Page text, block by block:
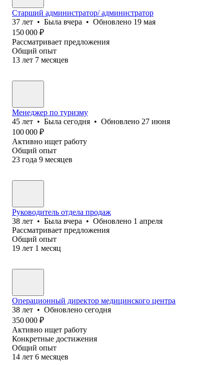
Старший администратор/ администратор
37 лет • Была вчера • Обновлено 19 мая
150 000 ₽
Рассматривает предложения
Общий опыт
13 лет 7 месяцев
Менеджер по туризму
45 лет • Была сегодня • Обновлено 27 июня
100 000 ₽
Активно ищет работу
Общий опыт
23 года 9 месяцев
Руководитель отдела продаж
38 лет • Была вчера • Обновлено 1 апреля
Рассматривает предложения
Общий опыт
19 лет 1 месяц
Операционный директор медицинского центра
38 лет • Обновлено сегодня
350 000 ₽
Активно ищет работу
Конкретные достижения
Общий опыт
14 лет 6 месяцев